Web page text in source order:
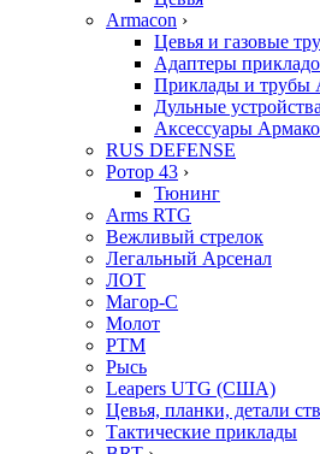
Armacon ›
Цевья и газовые
Адаптеры
Приклады и трубы
Дульные
Аксессуары
RUS DEFENSE
Ротор 43 ›
Тюнинг
Arms RTG
Вежливый стрелок
Легальный Арсенал
ЛОТ
Магор-С
Молот
РТМ
Рысь
Leapers UTG (США)
Цевья, планки, детали
Тактические приклады